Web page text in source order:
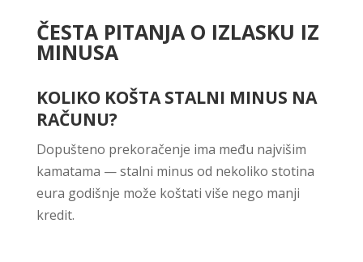
ČESTA PITANJA O IZLASKU IZ
MINUSA
KOLIKO KOŠTA STALNI MINUS NA
RAČUNU?
Dopušteno prekoračenje ima među najvišim
kamatama — stalni minus od nekoliko stotina
eura godišnje može koštati više nego manji
kredit.